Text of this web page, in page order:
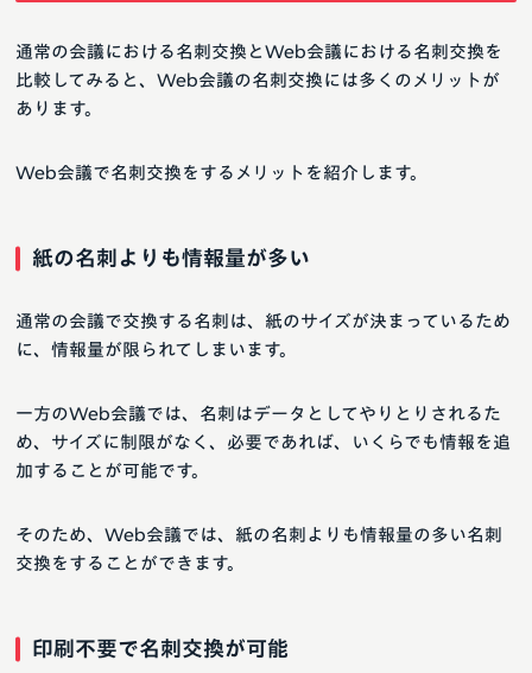
通常の会議における名刺交換とWeb会議における名刺交換を
比較してみると、Web会議の名刺交換には多くのメリットが
あります。
Web会議で名刺交換をするメリットを紹介します。
紙の名刺よりも情報量が多い
通常の会議で交換する名刺は、紙のサイズが決まっているため
に、情報量が限られてしまいます。
一方のWeb会議では、名刺はデータとしてやりとりされるた
め、サイズに制限がなく、必要であれば、いくらでも情報を追
加することが可能です。
そのため、Web会議では、紙の名刺よりも情報量の多い名刺
交換をすることができます。
印刷不要で名刺交換が可能